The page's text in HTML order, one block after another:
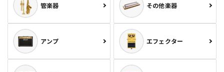
管楽器 その他楽器
アンプ エフェクター